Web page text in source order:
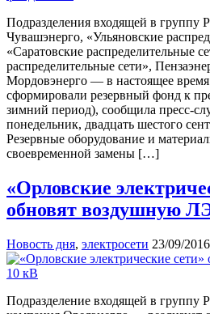
Подразделения входящей в
Чувашэнерго, «Ульяновские
«Саратовские распределительные
распределительные сети»,
Мордовэнерго — в настоящее время
сформировали резервный фонд к
зимний период), сообщила пресс-
понедельник, двадцать шестого
Резервные оборудование и
своевременной замены […]
«Орловские
обновят воздушную
Новость дня, электросети 23/09/2016
Подразделение входящей в